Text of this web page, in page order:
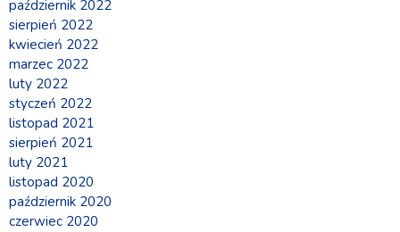
październik 2022
sierpień 2022
kwiecień 2022
marzec 2022
luty 2022
styczeń 2022
listopad 2021
sierpień 2021
luty 2021
listopad 2020
październik 2020
czerwiec 2020